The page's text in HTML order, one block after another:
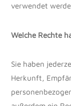
verwendet
Welche Rechte
Sie haben
Herkunft,